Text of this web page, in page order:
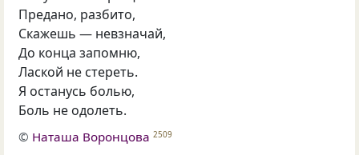
Предано, разбито,
Скажешь — невзначай,
До конца запомню,
Лаской не стереть.
Я останусь болью,
Боль не одолеть.
© Наташа Воронцова 2509